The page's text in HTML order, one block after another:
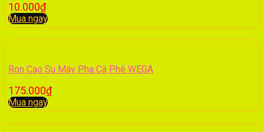
10.000₫
Mua ngay
Ron Cao Su Máy Pha Cà Phê WEGA
175.000₫
Mua ngay